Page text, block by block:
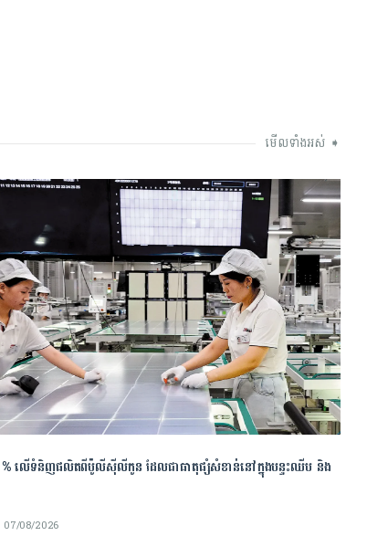
មើលទាំងអស់ ➧
% លើទំនិញផលិតពីប៉ូលីស៊ីលីកូន ដែលជាធាតុផ្សំសំខាន់នៅក្នុងបន្ទះឈីប និង
07/08/2026